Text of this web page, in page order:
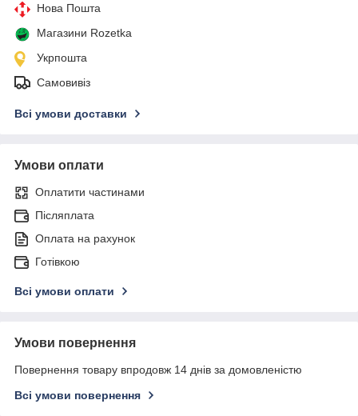
Нова Пошта
Магазини Rozetka
Укрпошта
Самовивіз
Всі умови доставки
Умови оплати
Оплатити частинами
Післяплата
Оплата на рахунок
Готівкою
Всі умови оплати
Умови повернення
Повернення товару впродовж 14 днів за домовленістю
Всі умови повернення